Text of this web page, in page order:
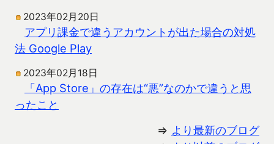
2023年02月20日
アプリ課金で違うアカウントが出た場合の対処
法 Google Play
2023年02月18日
「App Store」の存在は“悪”なのかで違うと思
ったこと
⇒ より最新のブログ